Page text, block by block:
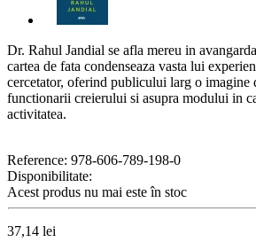
Dr. Rahul Jandial se afla mereu in
cartea de fata condenseaza vasta lui
cercetator, oferind publicului larg o imagine
functionarii creierului si asupra modului in
activitatea.
Reference: 978-606-789-198-0
Disponibilitate:
Acest produs nu mai este în stoc
37,14 lei